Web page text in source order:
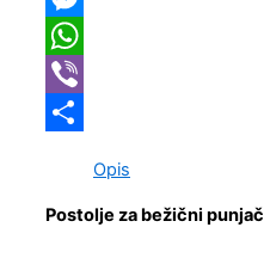
Link
Messenger
WhatsApp
Viber
Opis
Postolje za bežični punjač